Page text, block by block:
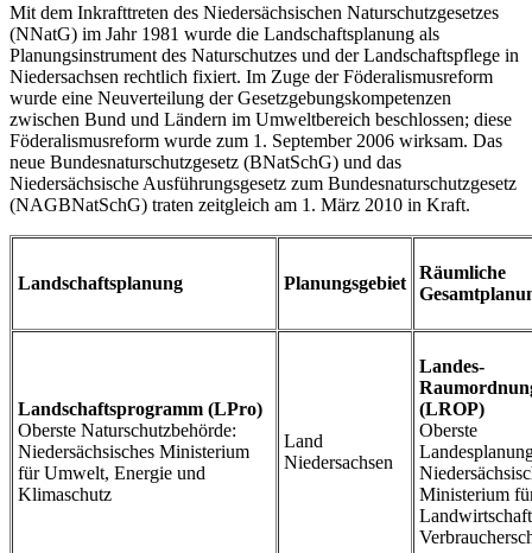
Mit dem Inkrafttreten des Niedersächsischen Naturschutzgesetzes
(NNatG) im Jahr 1981 wurde die Landschaftsplanung als
Planungsinstrument des Naturschutzes und der Landschaftspflege in
Niedersachsen rechtlich fixiert. Im Zuge der Föderalismusreform
wurde eine Neuverteilung der Gesetzgebungskompetenzen
zwischen Bund und Ländern im Umweltbereich beschlossen; diese
Föderalismusreform wurde zum 1. September 2006 wirksam. Das
neue Bundesnaturschutzgesetz (BNatSchG) und das
Niedersächsische Ausführungsgesetz zum Bundesnaturschutzgesetz
(NAGBNatSchG) traten zeitgleich am 1. März 2010 in Kraft.
Landschaftsplanung Planungsgebiet
Räumliche
Landschaftsprogramm (LPro)
Oberste Naturschutzbehörde:
Niedersächsisches Ministerium
für Umwelt, Energie und
Klimaschutz
Land
Niedersachsen
Landes-
(LROP)
Oberste
Ministerium